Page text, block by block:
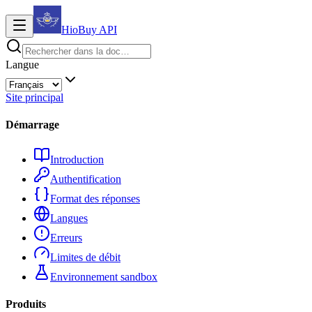
HioBuy API
Langue
Site principal
Démarrage
Introduction
Authentification
Format des réponses
Langues
Erreurs
Limites de débit
Environnement sandbox
Produits